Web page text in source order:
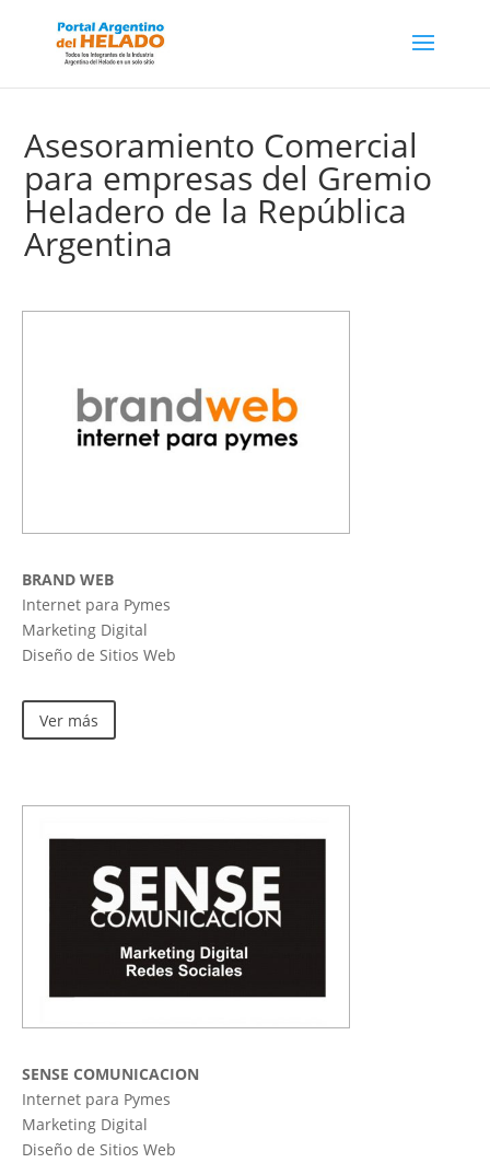
Asesoramiento Comercial
para empresas del Gremio
Heladero de la República
Argentina
BRAND WEB
Internet para Pymes
Marketing Digital
Diseño de Sitios Web
Ver más
SENSE COMUNICACION
Internet para Pymes
Marketing Digital
Diseño de Sitios Web